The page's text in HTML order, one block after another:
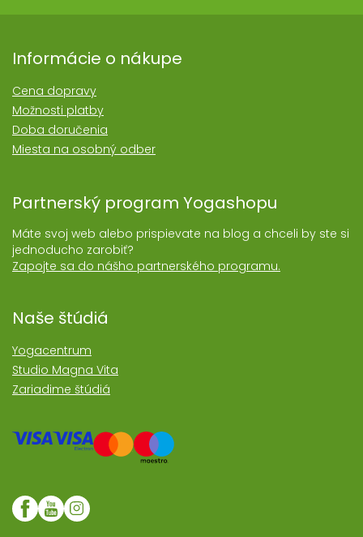
Informácie o nákupe
Cena dopravy
Možnosti platby
Doba doručenia
Miesta na osobný odber
Partnerský program Yogashopu
Máte svoj web alebo prispievate na blog a chceli by ste si
jednoducho zarobiť?
Zapojte sa do nášho partnerského programu.
Naše štúdiá
Yogacentrum
Studio Magna Vita
Zariadime štúdiá